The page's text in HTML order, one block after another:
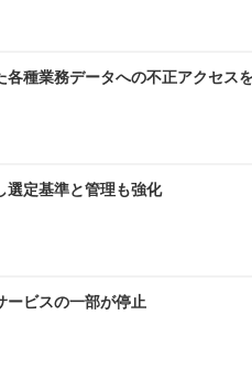
種業務データへの不正アクセス
選定基準と管理も強化
ービスの一部が停止